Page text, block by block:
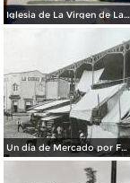
Iglesia de La Virgen de La Soledad Hidalgo del Parral, Chihuahua 1958
Un dia de Mercado por Fotógrafo Winfield Scott.